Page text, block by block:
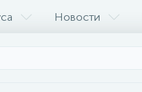
Новости